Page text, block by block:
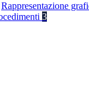
Rappresentazione
3